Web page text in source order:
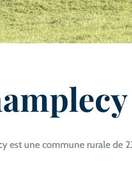
est une commune rurale